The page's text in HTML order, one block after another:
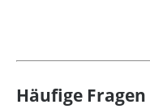
Häufige Fragen